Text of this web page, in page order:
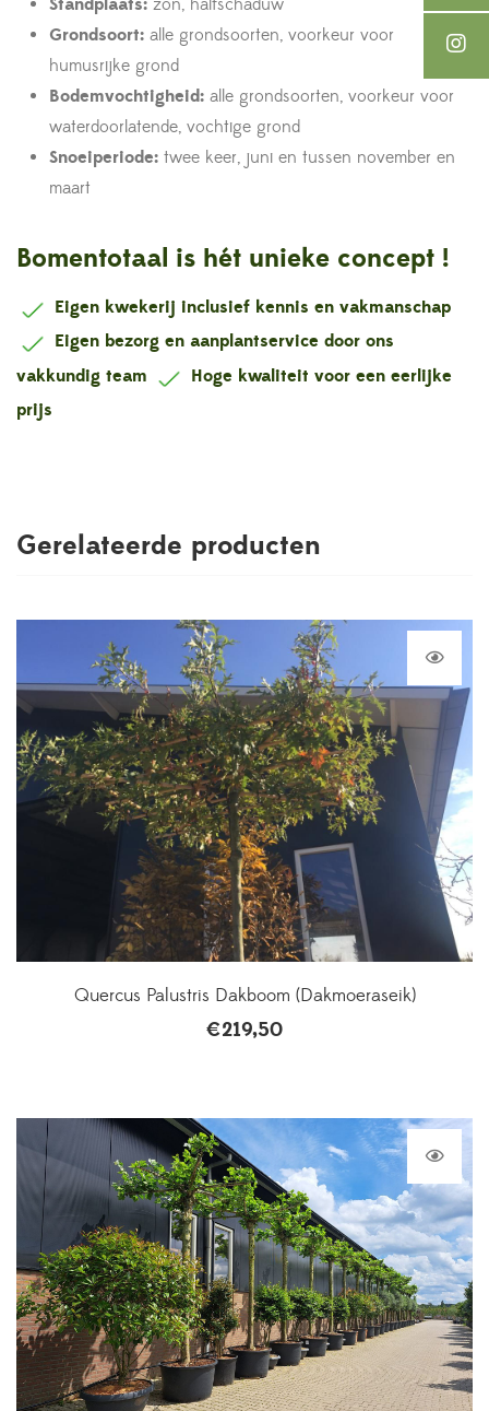
Standplaats: zon, halfschaduw
Grondsoort: alle grondsoorten, voorkeur voor
humusrijke grond
Bodemvochtigheid: alle grondsoorten, voorkeur voor
waterdoorlatende, vochtige grond
Snoeiperiode: twee keer, juni en tussen november en
maart
Bomentotaal is hét unieke concept !
Eigen kwekerij inclusief kennis en vakmanschap
Eigen bezorg en aanplantservice door ons
vakkundig team
Hoge kwaliteit voor een eerlijke
prijs
Gerelateerde producten
Quercus Palustris Dakboom (Dakmoeraseik)
€219,50